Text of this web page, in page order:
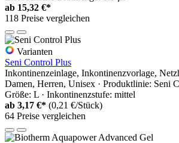
ab 15,32 €*
118 Preise vergleichen
Varianten
Seni Control Plus
Inkontinenzeinlage, Inkontinenzvorlage,
Damen, Herren, Unisex · Produktlinie: Seni
Größe: L · Inkontinenzstufe: mittel
ab 3,17 €* (0,21 €/Stück)
64 Preise vergleichen